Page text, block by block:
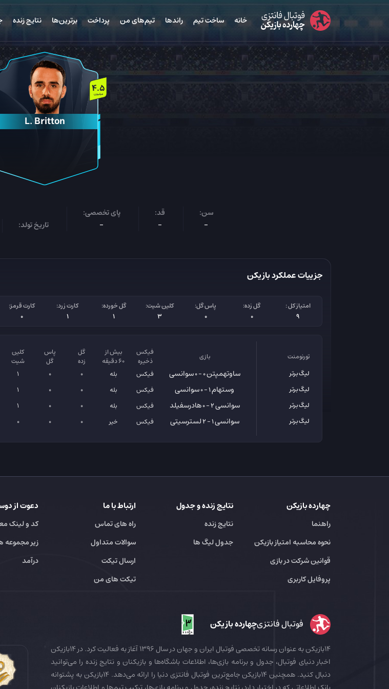
خانه ساخت تیم راندها تیم‌های من پرداخت برترین‌ها نتایج زنده
L. Britton
4.5
میلیون
سن:
-
قد:
-
پای تخصصی:
-
تاریخ تولد:
جزییات عملکرد بازیکن
امتیاز کل :
9
گل زده:
0
پاس گل:
0
کلین شیت:
3
گل خورده:
1
کارت زرد:
1
کارت قرمز:
0
تورنومنت بازی
فیکس
ذخیره
بیش از
۶۰ دقیقه
گل
زده
پاس
گل
کلین
شیت
لیگ برتر
ساوتهمپتن0 - 0 سوانسی فیکس بله 0
0
1
لیگ برتر
وستهام1 - 0 سوانسی فیکس بله 0
0
1
لیگ برتر
سوانسی2 - 0 هادرسفیلد فیکس بله 0
0
1
لیگ برتر
سوانسی1 - 2 لسترسیتی فیکس خیر 0
0
0
چهارده بازیکن
راهنما
نحوه محاسبه امتیاز بازیکن
قوانین شرکت در بازی
پروفایل کاربری
نتایج زنده و جدول
نتایج زنده
جدول لیگ ها
ارتباط با ما
راه های تماس
سوالات متداول
ارسال تیکت
تیکت های من
دعوت از
کد و لینک
زیر مجموعه
درآمد
فوتبال فانتزیچهارده بازیکن
14بازیکن به عنوان رسانه تخصصی فوتبال ایران و جهان در سال 1396 آغاز به فعالیت کرد. در 14بازیکن
اخبار دنیای فوتبال، جدول و برنامه بازی‌ها، اطلاعات باشگاه‌ها و بازیکنان و نتایج زنده را می‌توانید
دنبال کنید. همچنین 14بازیکن جامع‌ترین فوتبال فانتزی دنیا را ارائه می‌دهد. 14بازیکن به پشتوانه